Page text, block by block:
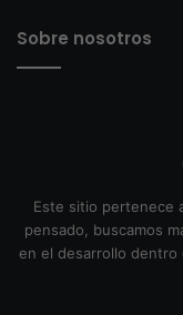
Sobre nosotros
Este sitio pertenece
pensado, buscamos
en el desarrollo dentro